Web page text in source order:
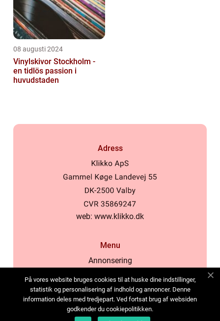
08 augusti 2024
Vinylskivor Stockholm -
en tidlös passion i
huvudstaden
Adress
web: www.klikko.dk
Menu
Annonsering
Cookies
Kontakta oss
Sitemap
På vores website bruges cookies til at huske dine indstillinger,
statistik og personalisering af indhold og annoncer. Denne
information deles med tredjepart. Ved fortsat brug af websiden
godkender du cookiepolitikken.